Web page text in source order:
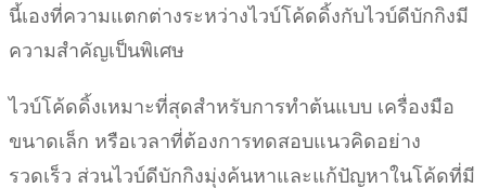
นี้เองที่ความแตกต่างระหว่างไวบ์โค้ดดิ้งกับไวบ์ดีบักกิงมี
ความสำคัญเป็นพิเศษ
ไวบ์โค้ดดิ้งเหมาะที่สุดสำหรับการทำต้นแบบ เครื่องมือ
ขนาดเล็ก หรือเวลาที่ต้องการทดสอบแนวคิดอย่าง
รวดเร็ว ส่วนไวบ์ดีบักกิงมุ่งค้นหาและแก้ปัญหาในโค้ดที่มี